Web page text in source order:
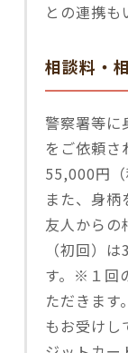
との連携も
相談料・
警察署等に
をご依頼
55,000円（
また、身
友人からの
（初回）
す。※１回
ただきます
もお受けし